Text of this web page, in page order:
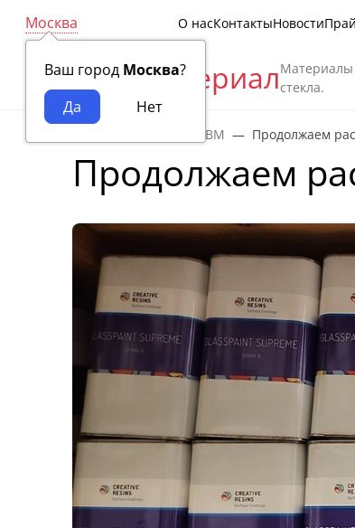
Москва
Ваш город Москва?
О насКонтактыНовости
Витраж МатериалМатериалы
стекла.
Новости ВМ Продолжаем
Продолжаем